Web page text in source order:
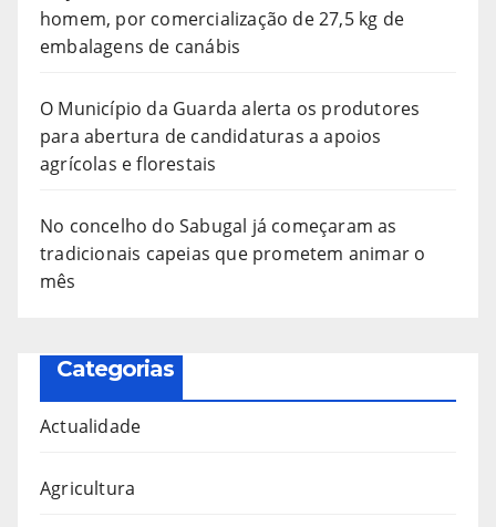
homem, por comercialização de 27,5 kg de
embalagens de canábis
O Município da Guarda alerta os produtores
para abertura de candidaturas a apoios
agrícolas e florestais
No concelho do Sabugal já começaram as
tradicionais capeias que prometem animar o
mês
Categorias
Actualidade
Agricultura